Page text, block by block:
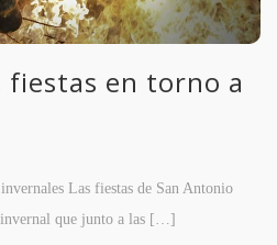
fiestas en torno a
Las fiestas de San Antonio
que junto a las […]